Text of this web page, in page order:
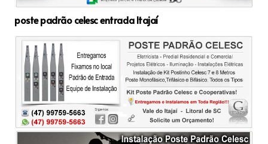
poste padrão celesc entrada Itajaí